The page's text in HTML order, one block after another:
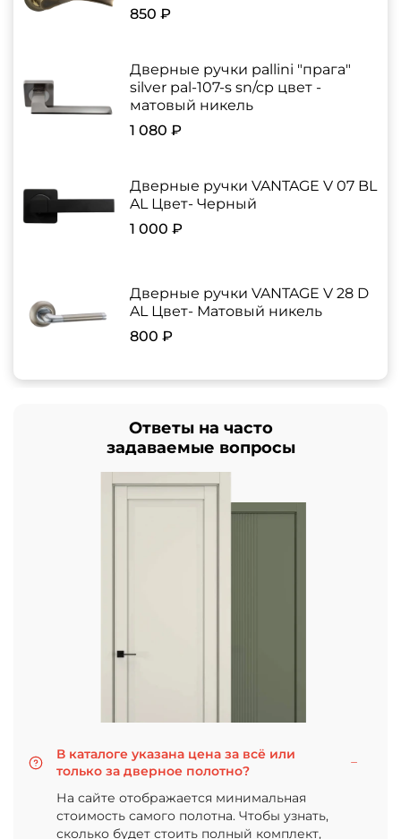
850 ₽
Дверные ручки pallini "прага"
silver pal-107-s sn/cp цвет -
матовый никель
1 080 ₽
Дверные ручки VANTAGE V 07 BL
AL Цвет- Черный
1 000 ₽
Дверные ручки VANTAGE V 28 D
AL Цвет- Матовый никель
800 ₽
Ответы на часто
задаваемые вопросы
В каталоге указана цена за всё или
только за дверное полотно?
На сайте отображается минимальная
стоимость самого полотна. Чтобы узнать,
сколько будет стоить полный комплект,